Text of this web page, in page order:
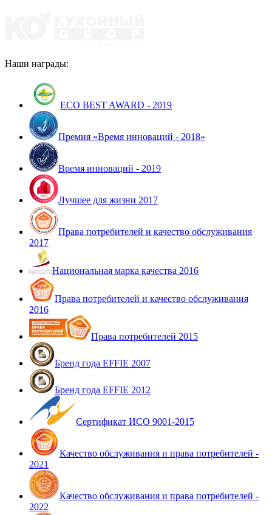
Наши награды:
ECO BEST AWARD - 2019
Премия «Время инноваций - 2018»
Время инноваций - 2019
Лучшее для жизни 2017
Права потребителей и качество обслуживания
2017
Национальная марка качества 2016
Права потребителей и качество обслуживания
2016
Права потребителей 2015
Бренд года EFFIE 2007
Бренд года EFFIE 2012
Сертификат ИСО 9001-2015
Качество обслуживания и права потребителей -
2021
Качество обслуживания и права потребителей -
2022